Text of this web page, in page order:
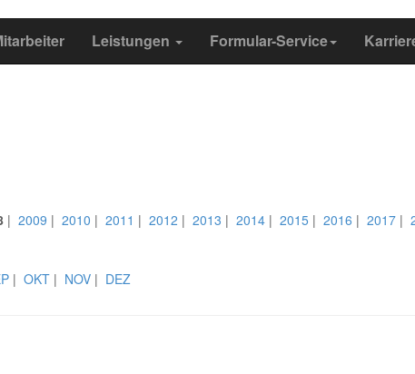
Leistungen Formular-Service
| 2009 | 2010 | 2011 | 2012 | 2013 | 2014 | 2015 | 2016 | 2017 |
| OKT | NOV | DEZ